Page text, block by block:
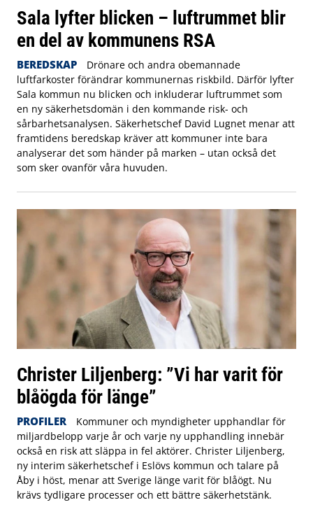
Sala lyfter blicken – luftrummet blir
en del av kommunens RSA
BEREDSKAP
Drönare och andra obemannade
luftfarkoster förändrar kommunernas riskbild. Därför lyfter
Sala kommun nu blicken och inkluderar luftrummet som
en ny säkerhetsdomän i den kommande risk- och
sårbarhetsanalysen. Säkerhetschef David Lugnet menar att
framtidens beredskap kräver att kommuner inte bara
analyserar det som händer på marken – utan också det
som sker ovanför våra huvuden.
Christer Liljenberg: ”Vi har varit för
blåögda för länge”
PROFILER
Kommuner och myndigheter upphandlar för
miljardbelopp varje år och varje ny upphandling innebär
också en risk att släppa in fel aktörer. Christer Liljenberg,
ny interim säkerhetschef i Eslövs kommun och talare på
Åby i höst, menar att Sverige länge varit för blåögt. Nu
krävs tydligare processer och ett bättre säkerhetstänk.